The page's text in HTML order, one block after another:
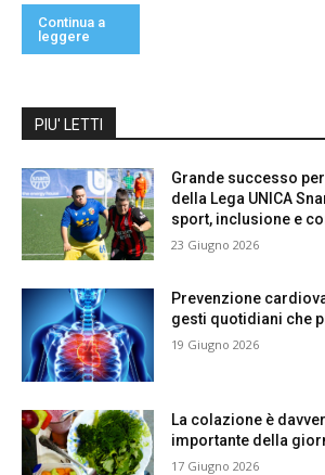
Continua a
leggere
PIU' LETTI
Grande successo
della Lega UNICA
sport, inclusione e
23 Giugno 2026
Prevenzione
gesti quotidiani che
19 Giugno 2026
La colazione è
importante della
17 Giugno 2026